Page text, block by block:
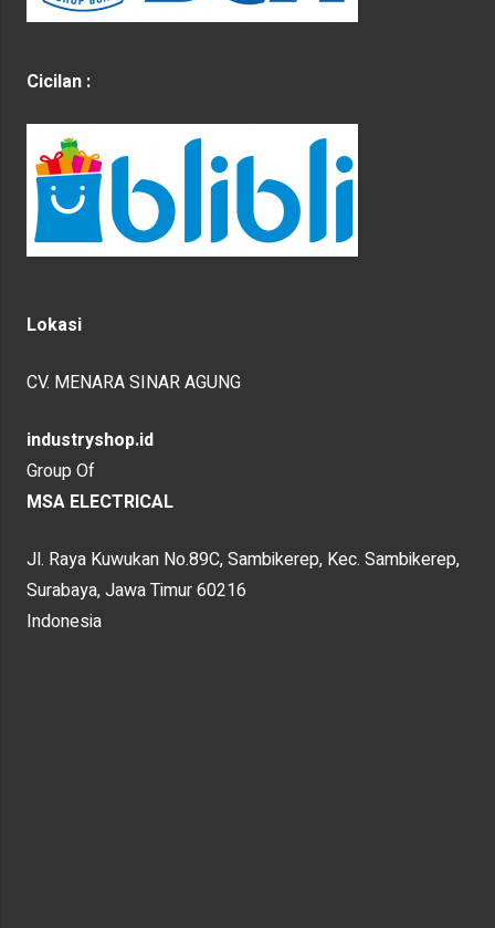
Cicilan :
Lokasi
CV. MENARA SINAR AGUNG
industryshop.id
Group Of
MSA ELECTRICAL
Jl. Raya Kuwukan No.89C, Sambikerep, Kec. Sambikerep,
Surabaya, Jawa Timur 60216
Indonesia